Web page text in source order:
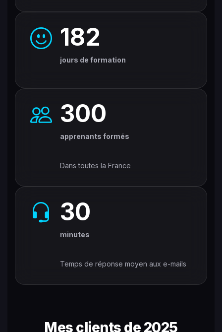
182
jours de formation
300
apprenants formés
Dans toutes la France
30
minutes
Temps de réponse moyen aux e-mails
Mes clients de 2025